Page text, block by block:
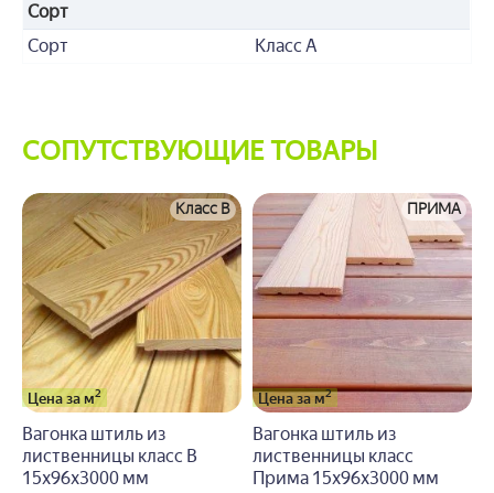
Сорт
Сорт
Класс А
СОПУТСТВУЮЩИЕ ТОВАРЫ
Класс B
В
ПРИМА
Цена за м 2
Вагонка штиль из
лиственницы класс
Прима 15x96x3000 мм
Цена за м 2
Вагонка штиль из
лиственницы
Экстра